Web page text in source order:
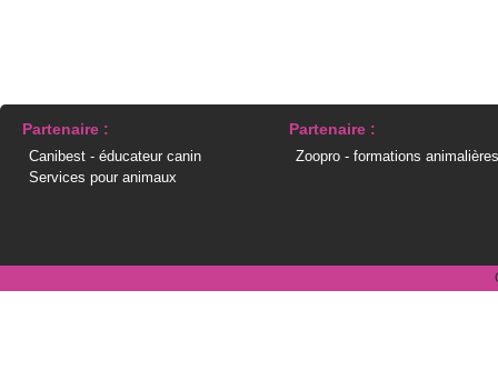
Partenaire :
Canibest - éducateur canin
Services pour animaux
Partenaire :
Zoopro - formations animalières